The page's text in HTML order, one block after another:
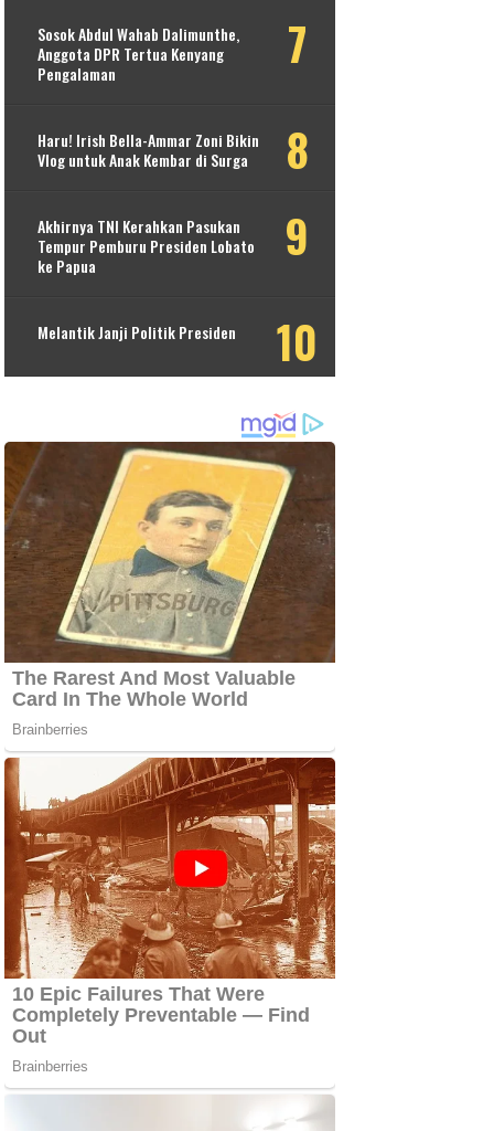
Sosok Abdul Wahab Dalimunthe,
Anggota DPR Tertua Kenyang
Pengalaman
Haru! Irish Bella-Ammar Zoni Bikin
Vlog untuk Anak Kembar di Surga
Akhirnya TNI Kerahkan Pasukan
Tempur Pemburu Presiden Lobato
ke Papua
Melantik Janji Politik Presiden